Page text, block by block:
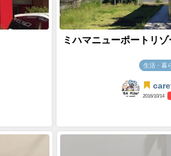
ミハマニューポートリ
生活・暮
2016/10/14